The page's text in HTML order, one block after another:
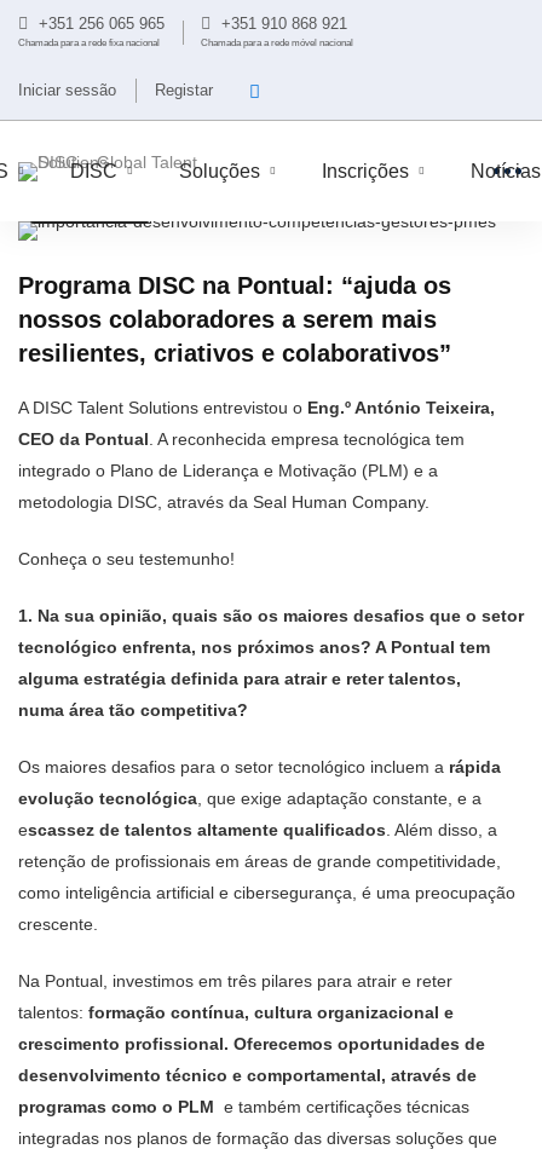
+351 256 065 965
Chamada para a rede fixa nacional
+351 910 868 921
Chamada para a rede móvel nacional
Iniciar sessão Registar
DISC Soluções Inscrições Notícias
DISC TALENT SOLUTIONS METODOLOGIA DISC PLM
Programa DISC na Pontual: “ajuda os
nossos colaboradores a serem mais
resilientes, criativos e colaborativos”
A DISC Talent Solutions entrevistou o Eng.º António Teixeira,
CEO da Pontual . A reconhecida empresa tecnológica tem
integrado o Plano de Liderança e Motivação (PLM) e a
metodologia DISC, através da Seal Human Company.
Conheça o seu testemunho!
1. Na sua opinião, quais são os maiores desafios que o setor
tecnológico enfrenta, nos próximos anos? A Pontual tem
alguma estratégia definida para atrair e reter talentos,
numa área tão competitiva?
Os maiores desafios para o setor tecnológico incluem a rápida
evolução tecnológica , que exige adaptação constante, e a
escassez de talentos altamente qualificados . Além disso, a
retenção de profissionais em áreas de grande competitividade,
como inteligência artificial e cibersegurança, é uma preocupação
crescente.
Na Pontual, investimos em três pilares para atrair e reter
talentos: formação contínua, cultura organizacional e
crescimento profissional. Oferecemos oportunidades de
desenvolvimento técnico e comportamental, através de
programas como o PLM e também certificações técnicas
integradas nos planos de formação das diversas soluções que